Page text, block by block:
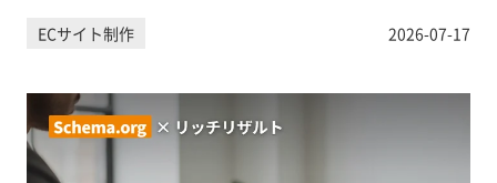
AIツールの活用まで、実践的なポイントを網羅的に解説しま
ECサイト制作 2026-07-17